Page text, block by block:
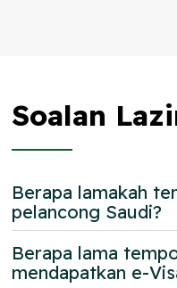
Soalan
Berapa lamakah
pelancong Saudi?
Berapa lama
mendapatkan e-